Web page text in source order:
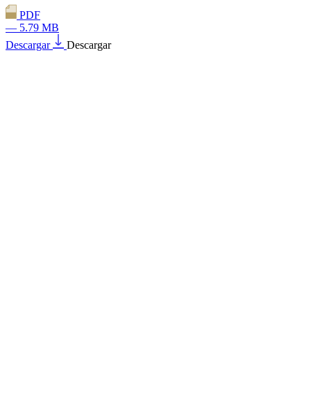
PDF
— 5.79 MB
Descargar
Descargar